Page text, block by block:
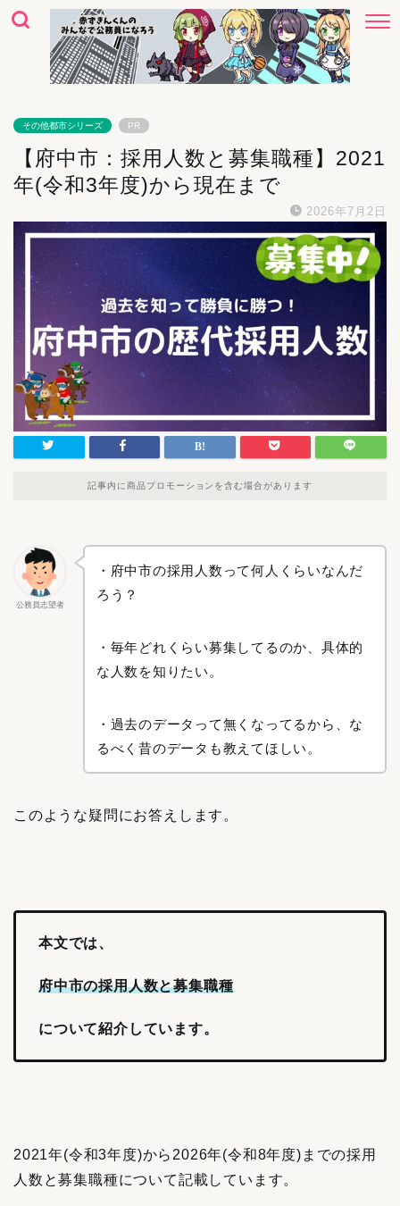
その他都市シリーズ PR
【府中市：採用人数と募集職種】2021
年(令和3年度)から現在まで
2026年7月2日
記事内に商品プロモーションを含む場合があります
公務員志望者
・府中市の採用人数って何人くらいなんだ
ろう？
・毎年どれくらい募集してるのか、具体的
な人数を知りたい。
・過去のデータって無くなってるから、な
るべく昔のデータも教えてほしい。
このような疑問にお答えします。
本文では、
府中市の採用人数と募集職種
について紹介しています。
2021年(令和3年度)から2026年(令和8年度)までの採用
人数と募集職種について記載しています。